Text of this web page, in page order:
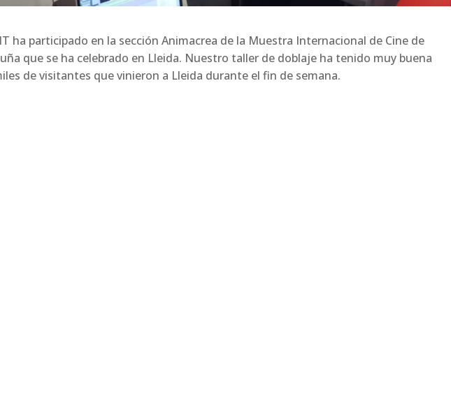
ha participado en la sección Animacrea de la Muestra Internacional de Cine de
que se ha celebrado en Lleida. Nuestro taller de doblaje ha tenido muy buena
de visitantes que vinieron a Lleida durante el fin de semana.